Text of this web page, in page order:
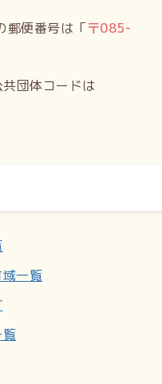
郵便番号は「〒085-
共団体コードは
域一覧